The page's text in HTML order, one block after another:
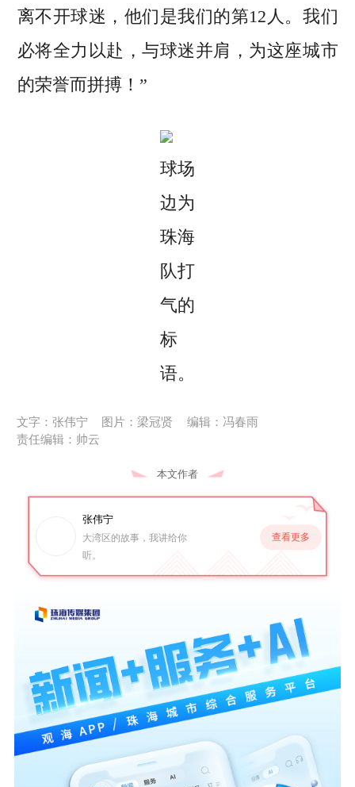
离不开球迷，他们是我们的第12人。我们
必将全力以赴，与球迷并肩，为这座城市
的荣誉而拼搏！”
球场
边为
珠海
队打
气的
标
语。
文字：张伟宁 图片：梁冠贤
编辑：冯春雨
责任编辑：帅云
本文作者
张伟宁
大湾区的故事，我讲给你
听。
查看更多